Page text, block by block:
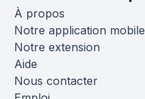
À propos
Notre application mobile
Notre extension
Aide
Nous contacter